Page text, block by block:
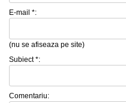
E-mail *:
(nu se afiseaza pe site)
Subiect *:
Comentariu: